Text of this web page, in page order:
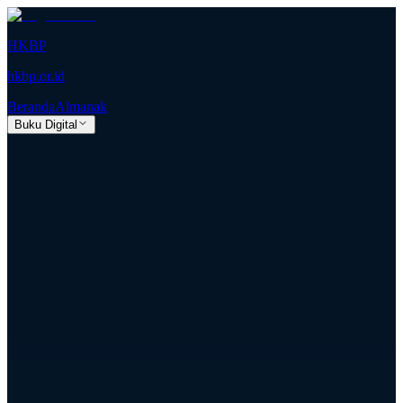
HKBP
hkbp.or.id
BerandaAlmanak
Buku Digital